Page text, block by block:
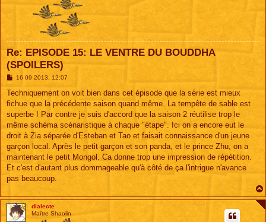
Re: EPISODE 15: LE VENTRE DU BOUDDHA
(SPOILERS)
M
s
a
g
e
16 09 2013, 12:07
Techniquement on voit bien dans cet épisode que la série est mieux
fichue que la précédente saison quand même. La tempête de sable est
superbe ! Par contre je suis d'accord que la saison 2 réutilise trop le
même schéma scénaristique à chaque "étape". Ici on a encore eut le
droit à Zia séparée d'Esteban et Tao et faisait connaissance d'un jeune
garçon local. Après le petit garçon et son panda, et le prince Zhu, on a
maintenant le petit Mongol. Ca donne trop une impression de répétition.
Et c'est d'autant plus dommageable qu'à côté de ça l'intrigue n'avance
pas beaucoup.
dialecte
Maître Shaolin